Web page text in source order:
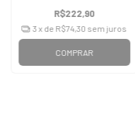
R$222,90
3x de R$74,30 sem juros
COMPRAR